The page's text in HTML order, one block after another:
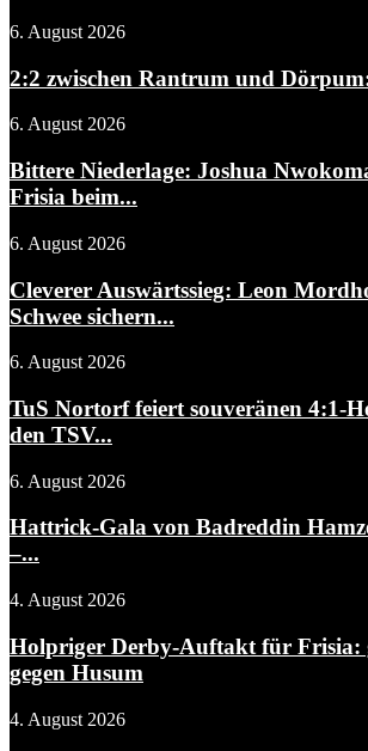
6. August 2026
2:2 zwischen Rantrum und
6. August 2026
Bittere Niederlage: Joshua
Frisia beim...
6. August 2026
Cleverer Auswärtssieg: Leon
Schwee sichern...
6. August 2026
TuS Nortorf feiert souveränen 4:1-
den TSV...
6. August 2026
Hattrick-Gala von Badreddin
–...
4. August 2026
Holpriger Derby-Auftakt für Frisia:
gegen Husum
4. August 2026